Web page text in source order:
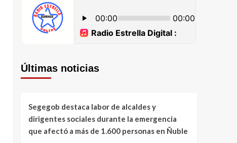
Últimas noticias
Segegob destaca labor de alcaldes y
dirigentes sociales durante la emergencia
que afectó a más de 1.600 personas en Ñuble